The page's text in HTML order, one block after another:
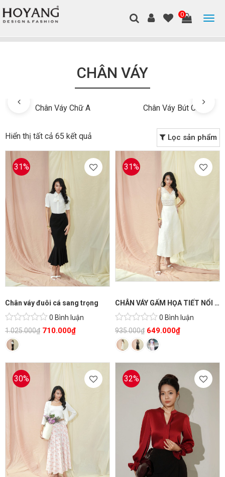
0
CHÂN VÁY
Chân Váy Chữ A Chân Váy Bút Chì
Hiển thị tất cả 65 kết quả Lọc sản phẩm
31%
Chân váy đuôi cá sang trọng
0 Bình luận
1.025.000₫ 710.000₫
31%
CHÂN VÁY GẤM HỌA TIẾT NỔI XÒE THANH LỊCH
0 Bình luận
935.000₫ 649.000₫
30% 32%